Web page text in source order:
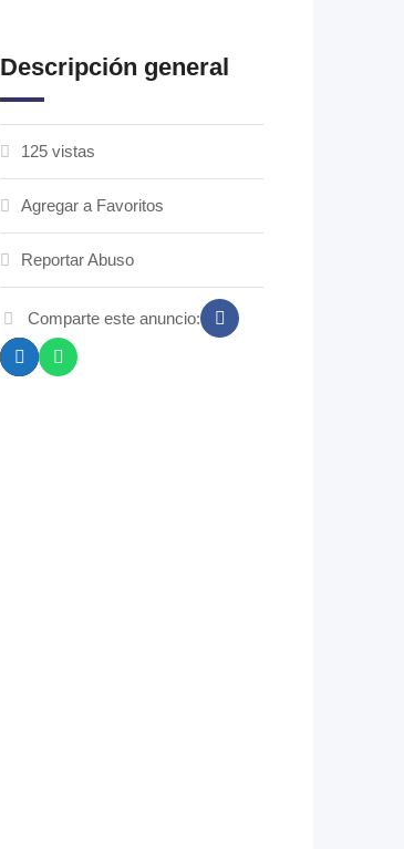
Descripción general
125 vistas
Agregar a Favoritos
Reportar Abuso
Comparte este anuncio: